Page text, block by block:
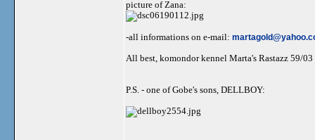
picture of Zana:
-all informations on e-mail:
All best, komondor kennel Marta's Rastazz 59/03
P.S. - one of Gobe's sons, DELLBOY: